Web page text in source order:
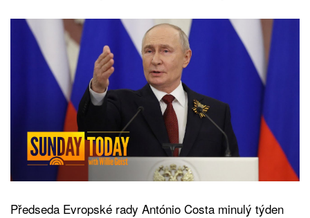
Předseda Evropské rady António Costa minulý týden